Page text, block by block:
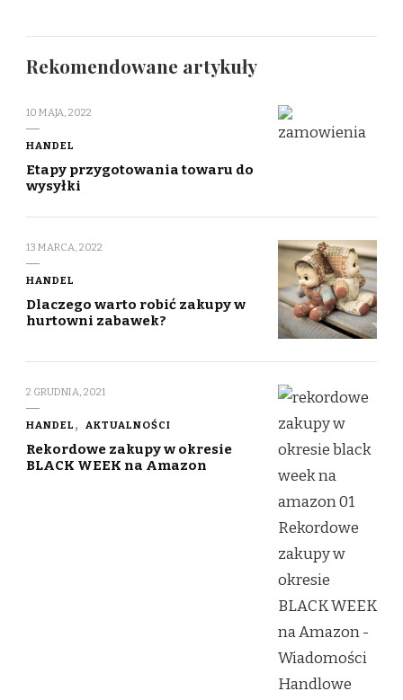
Rekomendowane artykuły
10 MAJA, 2022
HANDEL
Etapy przygotowania towaru do
wysyłki
13 MARCA, 2022
HANDEL
Dlaczego warto robić zakupy w
hurtowni zabawek?
2 GRUDNIA, 2021
HANDEL AKTUALNOŚCI
Rekordowe zakupy w okresie
BLACK WEEK na Amazon